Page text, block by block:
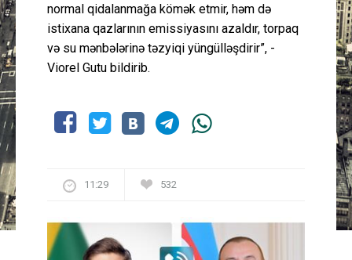
normal qidalanmağa kömək etmir, həm də
istixana qazlarının emissiyasını azaldır, torpaq
və su mənbələrinə təzyiqi yüngülləşdirir”, -
Viorel Gutu bildirib.
11:29 532